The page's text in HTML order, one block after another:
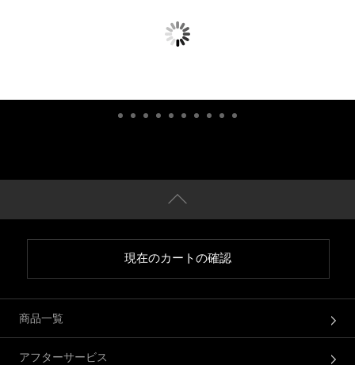
現在のカートの確認
商品一覧
アフターサービス